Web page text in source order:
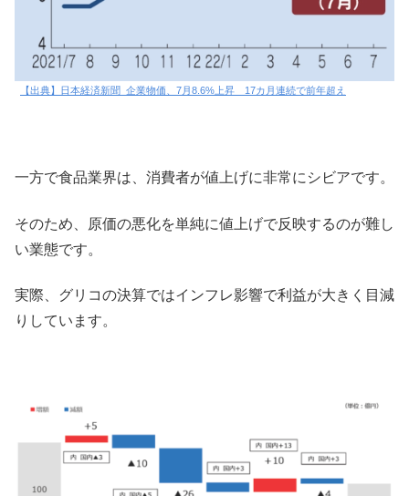
【出典】日本経済新聞_企業物価、7月8.6%上昇 17カ月連続で前年超え
一方で食品業界は、消費者が値上げに非常にシビアです。
そのため、原価の悪化を単純に値上げで反映するのが難し
い業態です。
実際、グリコの決算ではインフレ影響で利益が大きく目減
りしています。